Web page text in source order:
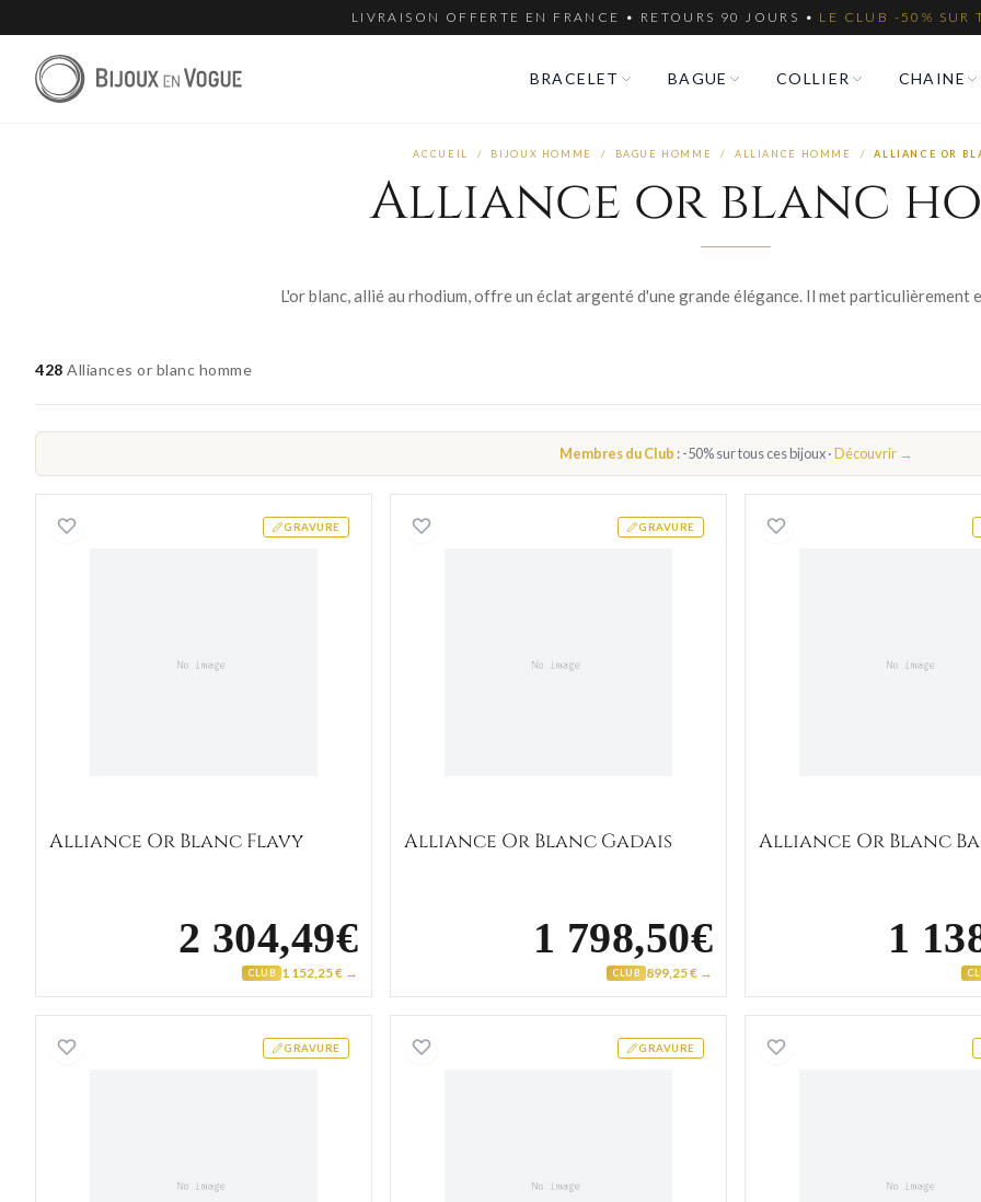
LIVRAISON OFFERTE EN FRANCE • RETOURS 90 JOURS • LE CLUB -50% SUR
BRACELET BAGUE COLLIER CHAINE
ACCUEIL / BIJOUX HOMME / BAGUE HOMME / ALLIANCE HOMME / ALLIANCE OR
Alliance or blanc
428 Alliances or blanc homme
Membres du Club : -50% sur tous ces bijoux ·Découvrir →
GRAVURE
Alliance Or Blanc Flavy
Alliance Or Blanc Flavy
2 304,49€
CLUB 1 152,25 € →
GRAVURE
Alliance Or Blanc Gadais
Alliance Or Blanc Gadais
1 798,50€
CLUB 899,25 € →
Alliance
Alliance Or Blanc
1
GRAVURE
Alliance Or Blanc Aroe GRAVURE
Alliance Or Blanc Chanchan Alliance